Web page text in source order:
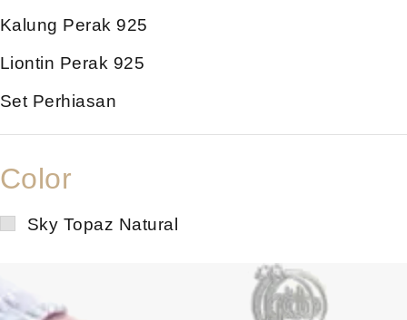
Kalung Perak 925
Liontin Perak 925
Set Perhiasan
Color
Sky Topaz Natural